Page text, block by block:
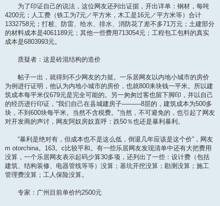
为了印证自己的说法，这位网友还列出证据，开出详单：钢材，每吨
4200元；人工费（铁工为7元／平方米，木工是16元／平方米等）合计
1332758元；打桩、防雷、给水、排水、消防花了差不多71万元；土建部分
的材料成本是4061189元；其他一些费用713054元；工程包工包料的真实
成本是6803993元。
质疑者：这是砖混结构的造价
帖子一出，就得到不少网友的力挺。一乐居网友以内地小城市的房价
为例进行证明，他认为内地小城市的房价，也就800来块钱一平米。所以建
筑成本每平米仅679元是完全可能的。另一匆匆过客也留下脚印，并以自己
的经历进行印证，“我们自己在县城建房子———8层的，建筑成本为500多
块，不到600块每平米。当然不含税费。”当然，不可避免的，也引起了网友
对开发商的声讨，网友阿奴房奴直呼：跌50％也还是暴利暴利。
“暴利是绝对有，但成本也不是这么低，倒退几年应该是这个价”，网友
m otorchina。163。c比较平和。有一些乐居网友发现清单中还有大把费用
没算，一个乐居网友表示起码少算30多项，还列出了一些：设计费（包括
建筑、结构装修、电器管线等等）没算；基坑开挖没算；勘测没算；施工
管理费没算；工人保险没算。
专家：广州目前单价约2500元